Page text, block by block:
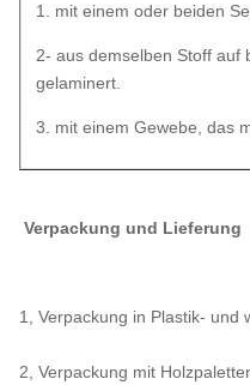
1. mit einem oder beiden
2- aus demselben Stoff auf
gelaminert.
3. mit einem Gewebe, das
Verpackung und Lieferung
1, Verpackung in Plastik- und
2, Verpackung mit